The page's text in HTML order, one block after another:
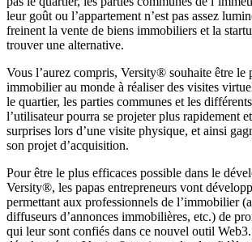
leur goût ou l’appartement n’est pas assez
freinent la vente de biens immobiliers et la
trouver une alternative.
Vous l’aurez compris, Versity® souhaite être le
immobilier au monde à réaliser des visites
le quartier, les parties communes et les
l’utilisateur pourra se projeter plus rapidement
surprises lors d’une visite physique, et ainsi
son projet d’acquisition.
Pour être le plus efficaces possible dans le
Versity®, les papas entrepreneurs vont
permettant aux professionnels de l’immobilier
diffuseurs d’annonces immobilières, etc.) de
qui leur sont confiés dans ce nouvel outil